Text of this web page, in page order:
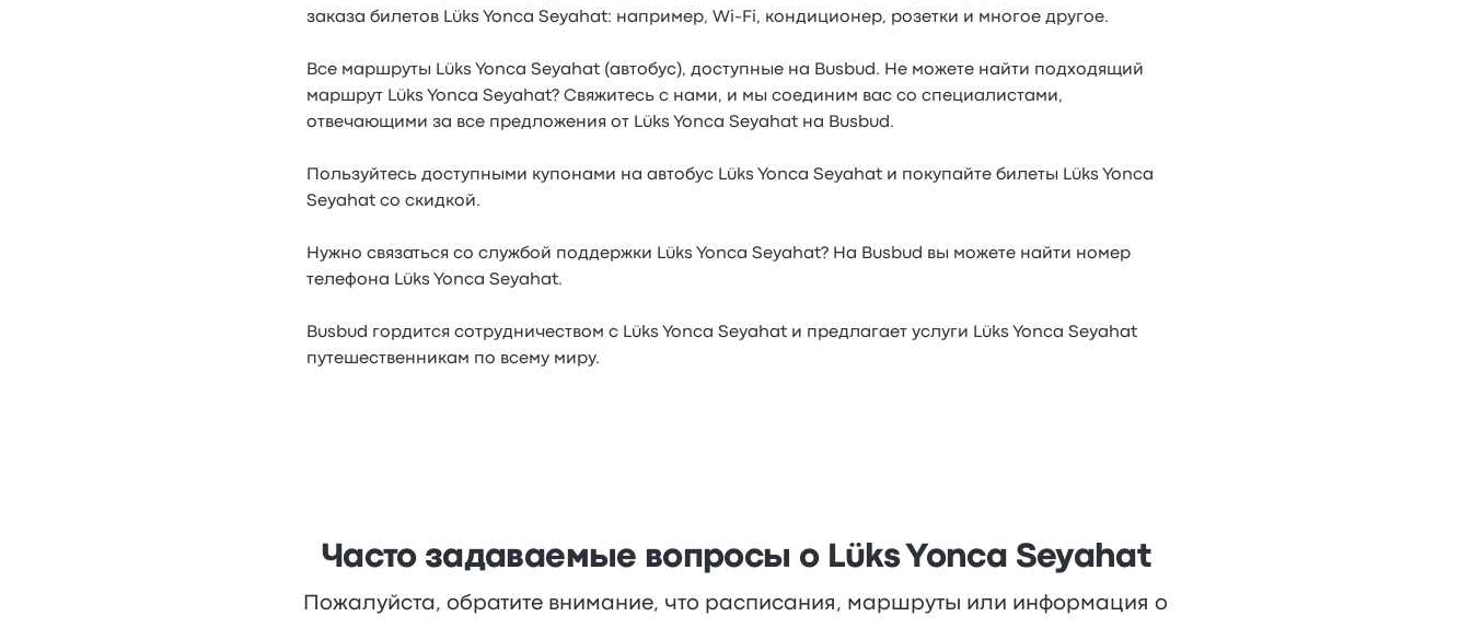
заказа билетов Lüks Yonca Seyahat: например, Wi-Fi, кондиционер, розетки и многое другое.
Все маршруты Lüks Yonca Seyahat (автобус), доступные на Busbud. Не можете найти подходящий
маршрут Lüks Yonca Seyahat? Свяжитесь с нами, и мы соединим вас со специалистами,
отвечающими за все предложения от Lüks Yonca Seyahat на Busbud.
Пользуйтесь доступными купонами на автобус Lüks Yonca Seyahat и покупайте билеты Lüks Yonca
Seyahat со скидкой.
Нужно связаться со службой поддержки Lüks Yonca Seyahat? На Busbud вы можете найти номер
телефона Lüks Yonca Seyahat.
Busbud гордится сотрудничеством с Lüks Yonca Seyahat и предлагает услуги Lüks Yonca Seyahat
путешественникам по всему миру.
Часто задаваемые вопросы о Lüks Yonca Seyahat
Пожалуйста, обратите внимание, что расписания, маршруты или информация о